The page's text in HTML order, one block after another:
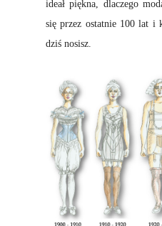
ideał piękna, dlaczego
się przez ostatnie 100 lat i
dziś nosisz.